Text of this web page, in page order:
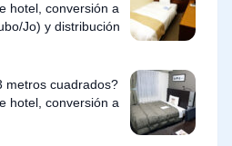
hotel, conversión a
Jo) y distribución
metros cuadrados?
hotel, conversión a